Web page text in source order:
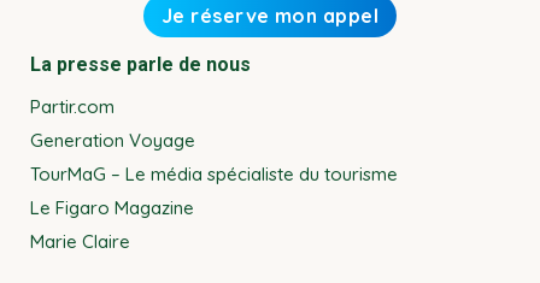
La presse parle de nous
Partir.com
Generation Voyage
TourMaG – Le média spécialiste du tourisme
Le Figaro Magazine
Marie Claire